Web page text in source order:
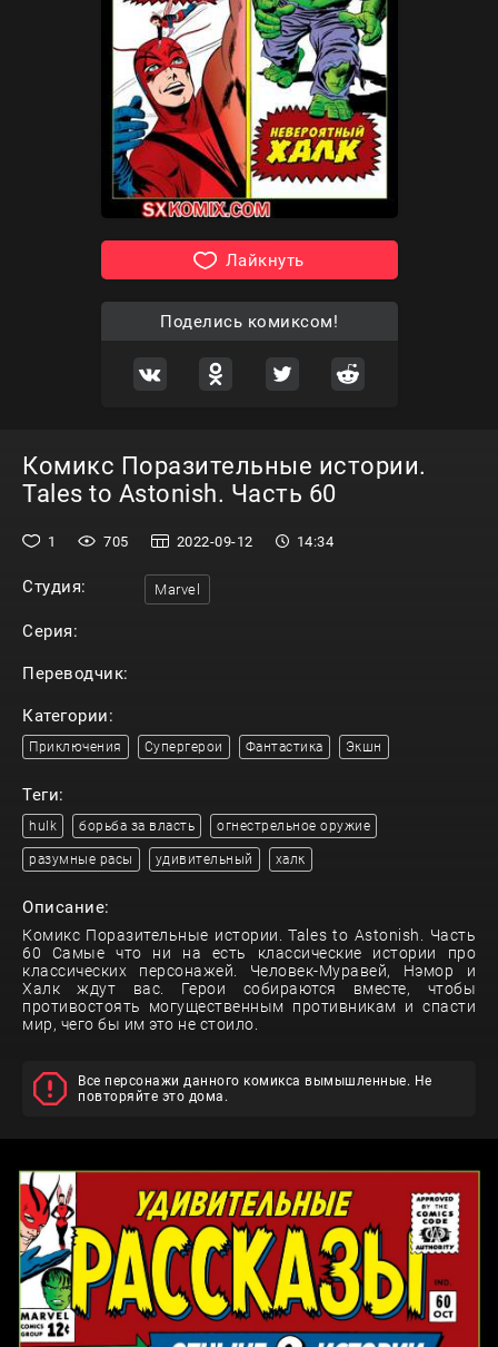
Лайкнуть
Поделись комиксом!
Комикс Поразительные истории.
Tales to Astonish. Часть 60
1 705 2022-09-12 14:34
Студия: Marvel
Серия:
Переводчик:
Категории:
Приключения Супергерои Фантастика Экшн
Теги:
hulk борьба за власть огнестрельное оружие
разумные расы удивительный халк
Описание:
Комикс Поразительные истории. Tales to Astonish. Часть
60 Самые что ни на есть классические истории про
классических персонажей. Человек-Муравей, Нэмор и
Халк ждут вас. Герои собираются вместе, чтобы
противостоять могущественным противникам и спасти
мир, чего бы им это не стоило.
Все персонажи данного комикса вымышленные. Не
повторяйте это дома.